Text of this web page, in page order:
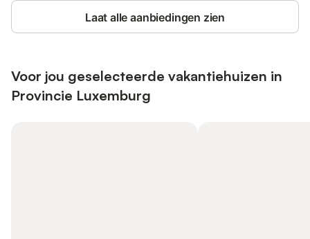
Laat alle aanbiedingen zien
Voor jou geselecteerde vakantiehuizen in
Provincie Luxemburg